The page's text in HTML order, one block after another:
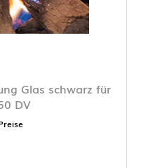
Glas schwarz für
DV